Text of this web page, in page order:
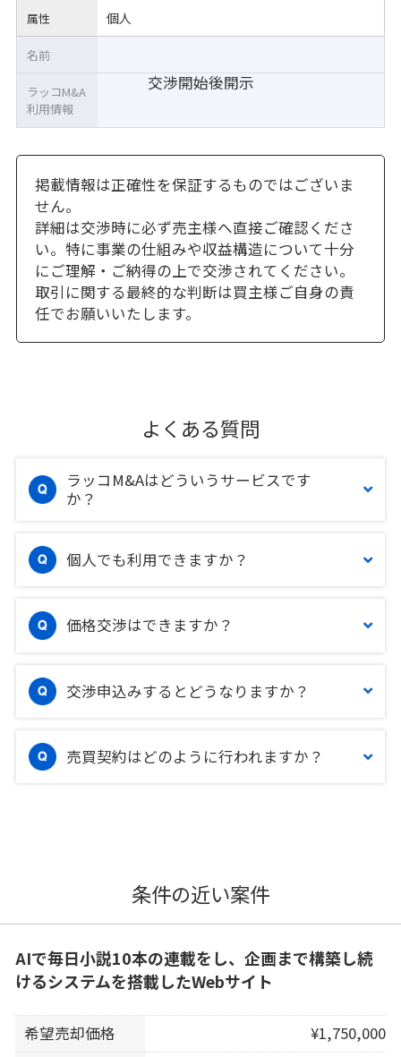
属性 個人
交渉開始後開示
名前
ラッコM&A
利用情報
掲載情報は正確性を保証するものではございま
せん。
詳細は交渉時に必ず売主様へ直接ご確認くださ
い。特に事業の仕組みや収益構造について十分
にご理解・ご納得の上で交渉されてください。
取引に関する最終的な判断は買主様ご自身の責
任でお願いいたします。
よくある質問
ラッコM&Aはどういうサービスです
か？
個人でも利用できますか？
価格交渉はできますか？
交渉申込みするとどうなりますか？
売買契約はどのように行われますか？
条件の近い案件
AIで毎日小説10本の連載をし、企画まで構築し続
けるシステムを搭載したWebサイト
希望売却価格
¥1,750,000